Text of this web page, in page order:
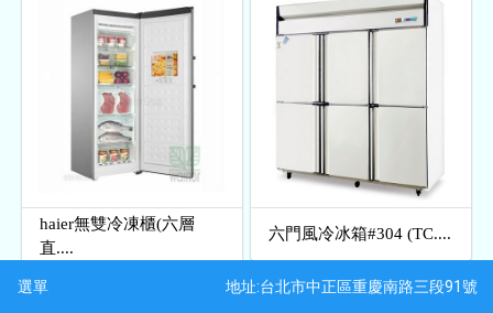
選單 地址:台北市中正區重慶南路三段91號
haier無雙冷凍櫃(六層
直....
六門風冷冰箱#304 (TC....